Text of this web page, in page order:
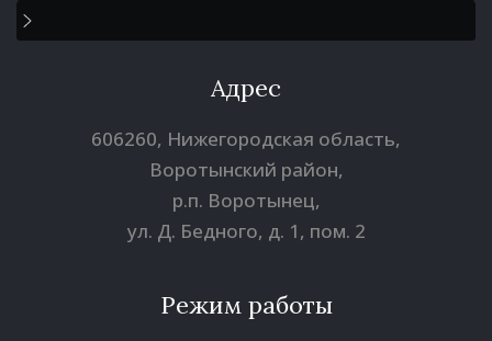
Адрес
606260, Нижегородская область,
Воротынский район,
р.п. Воротынец,
ул. Д. Бедного, д. 1, пом. 2
Режим работы